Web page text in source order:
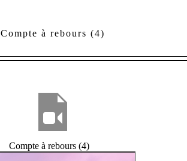
Compte à rebours (4)
Compte à rebours (4)